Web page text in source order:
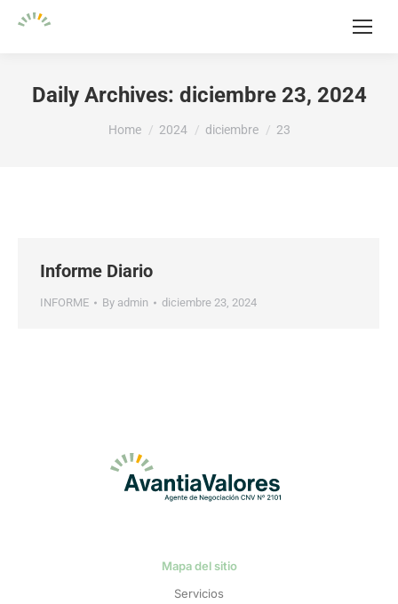
Daily Archives: diciembre 23, 2024
You are here:
Home 2024 diciembre 23
Informe Diario
INFORME By admin diciembre 23, 2024
Mapa del sitio
Servicios